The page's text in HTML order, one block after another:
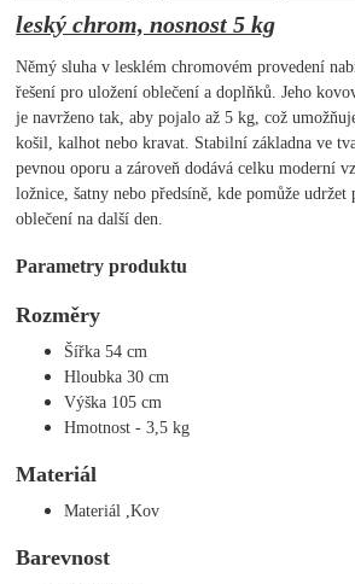
leský chrom, nosnost 5 kg
Němý sluha v lesklém chromovém provedení
řešení pro uložení oblečení a doplňků. Jeho
je navrženo tak, aby pojalo až 5 kg, což
košil, kalhot nebo kravat. Stabilní základna ve
pevnou oporu a zároveň dodává celku moderní
ložnice, šatny nebo předsíně, kde pomůže
oblečení na další den.
Parametry produktu
Rozměry
Šířka 54 cm
Hloubka 30 cm
Výška 105 cm
Hmotnost - 3,5 kg
Materiál
Materiál ,Kov
Barevnost